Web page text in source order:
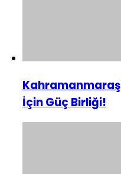
İçin Güç Birliği!